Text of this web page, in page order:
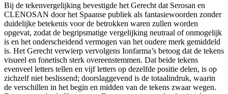
Bij de tekenvergelijking bevestigde het Gerecht dat Serosan en
CLENOSAN door het Spaanse publiek als fantasiewoorden zonder
duidelijke betekenis voor de betrokken waren zullen worden
opgevat, zodat de begripsmatige vergelijking neutraal of onmogelijk
is en het onderscheidend vermogen van het oudere merk gemiddeld
is. Het Gerecht verwierp vervolgens Ionfarma’s betoog dat de tekens
visueel en fonetisch sterk overeenstemmen. Dat beide tekens
evenveel letters tellen en vijf letters op dezelfde positie delen, is op
zichzelf niet beslissend; doorslaggevend is de totaalindruk, waarin
de verschillen in het begin en midden van de tekens zwaar wegen.